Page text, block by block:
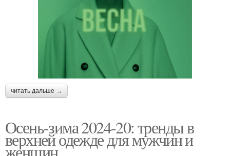
читать дальше →
Осень-зима 2024-20: тренды в
верхней одежде для мужчин и